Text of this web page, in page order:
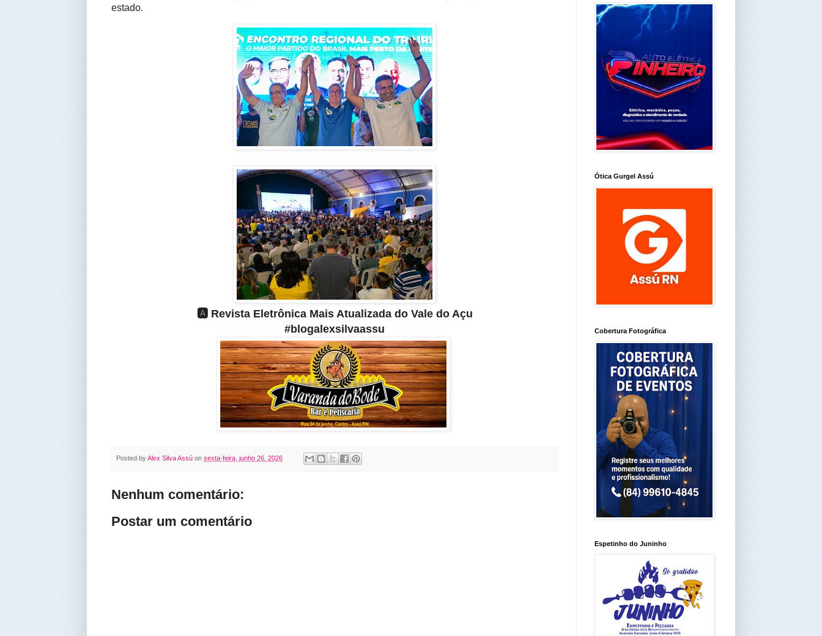
estado.
🅰️ Revista Eletrônica Mais Atualizada do Vale do Açu
#blogalexsilvaassu
Posted byAlex Silva Assú on sexta-feira, junho 26, 2026
Nenhum comentário:
Postar um comentário
Ótica Gurgel Assú
Cobertura Fotográfica
Espetinho do Juninho